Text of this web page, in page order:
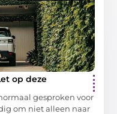
op deze
gesproken voor
om niet alleen naar